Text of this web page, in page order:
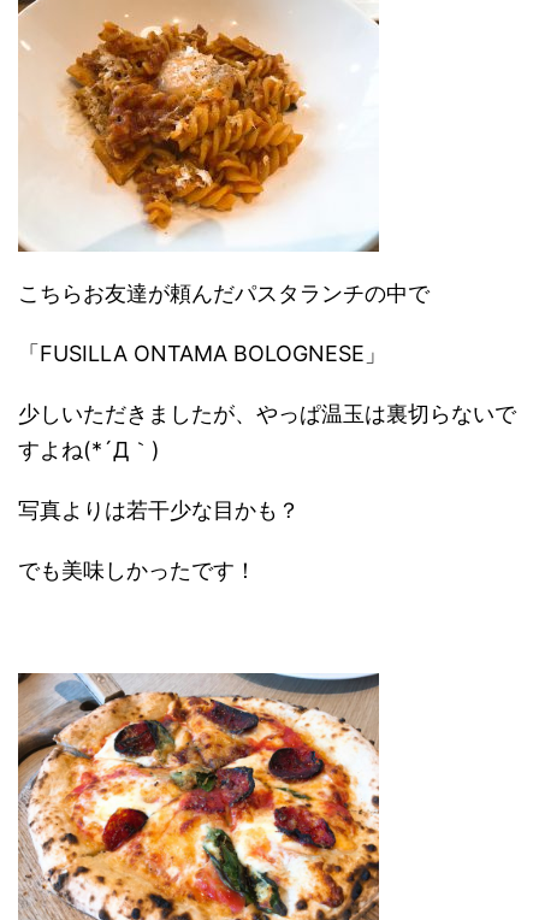
こちらお友達が頼んだパスタランチの中で
「FUSILLA ONTAMA BOLOGNESE」
少しいただきましたが、やっぱ温玉は裏切らないで
すよね(*´Д｀)
写真よりは若干少な目かも？
でも美味しかったです！